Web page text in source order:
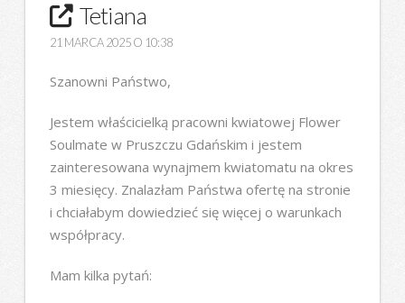
Tetiana
21 MARCA 2025 O 10:38
Szanowni Państwo,
Jestem właścicielką pracowni kwiatowej Flower
Soulmate w Pruszczu Gdańskim i jestem
zainteresowana wynajmem kwiatomatu na okres
3 miesięcy. Znalazłam Państwa ofertę na stronie
i chciałabym dowiedzieć się więcej o warunkach
współpracy.
Mam kilka pytań: